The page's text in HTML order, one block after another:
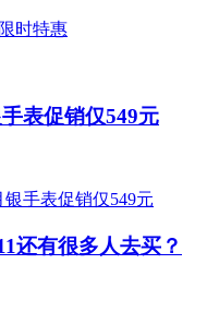
表促销仅549元
还有很多人去买？